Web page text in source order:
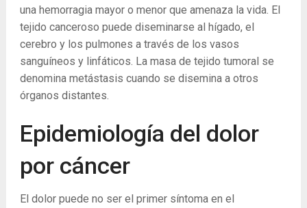
una hemorragia mayor o menor que amenaza la vida. El
tejido canceroso puede diseminarse al hígado, el
cerebro y los pulmones a través de los vasos
sanguíneos y linfáticos. La masa de tejido tumoral se
denomina metástasis cuando se disemina a otros
órganos distantes.
Epidemiología del dolor
por cáncer
El dolor puede no ser el primer síntoma en el